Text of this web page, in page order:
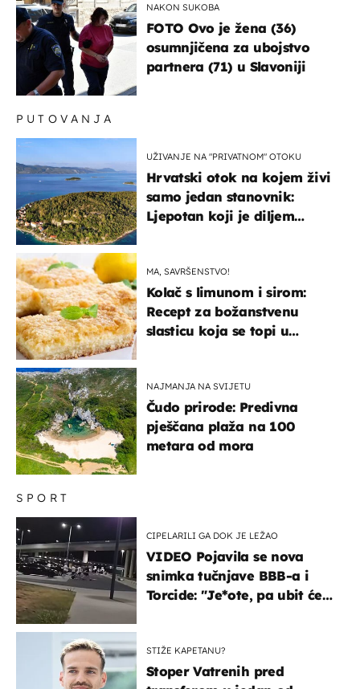
NAKON SUKOBA
FOTO Ovo je žena (36)
osumnjičena za ubojstvo
partnera (71) u Slavoniji
SPORT
CIPELARILI GA DOK JE LEŽAO
VIDEO Pojavila se nova
snimka tučnjave BBB-a i
Torcide: "Je*ote, pa ubit će
STIŽE KAPETANU?
Stoper Vatrenih pred
PUTOVANJA
UŽIVANJE NA "PRIVATNOM" OTOKU
Hrvatski otok na kojem živi
samo jedan stanovnik:
Ljepotan koji je diljem
MA, SAVRŠENSTVO!
Kolač s limunom i sirom:
Recept za božanstvenu
slasticu koja se topi u
NAJMANJA NA SVIJETU
Čudo prirode: Predivna
pješčana plaža na 100
metara od mora